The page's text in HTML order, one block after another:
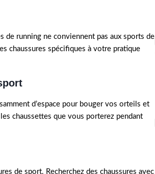
de running ne conviennent pas aux sports de
chaussures spécifiques à votre pratique
d’espace pour bouger vos orteils et
chaussettes que vous porterez pendant
de sport. Recherchez des chaussures avec